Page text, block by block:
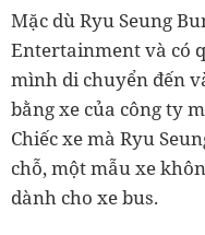
Mặc dù Ryu Seung
Entertainment và có
mình di chuyển đến
bằng xe của công ty
Chiếc xe mà Ryu
chỗ, một mẫu xe
dành cho xe bus.